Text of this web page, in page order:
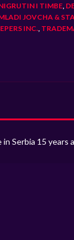
I TIMBE
JOVCHA &
INC.
in Serbia 15